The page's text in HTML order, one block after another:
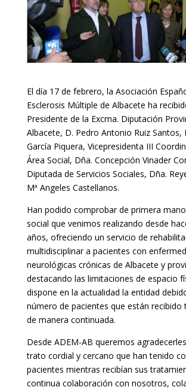
El día 17 de febrero, la Asociación
Esclerosis Múltiple de Albacete ha
Presidente de la Excma. Diputación
Albacete, D. Pedro Antonio Ruiz Santos,
García Piquera, Vicepresidenta III
Área Social, Dña. Concepción Vinader
Diputada de Servicios Sociales, Dña.
Mª Angeles Castellanos.
Han podido comprobar de primera
social que venimos realizando desde
años, ofreciendo un servicio de
multidisciplinar a pacientes con
neurológicas crónicas de Albacete y
destacando las limitaciones de espacio
dispone en la actualidad la entidad
número de pacientes que están recibido
de manera continuada.
Desde ADEM-AB queremos
trato cordial y cercano que han tenido
pacientes mientras recibían sus
continua colaboración con nosotros,